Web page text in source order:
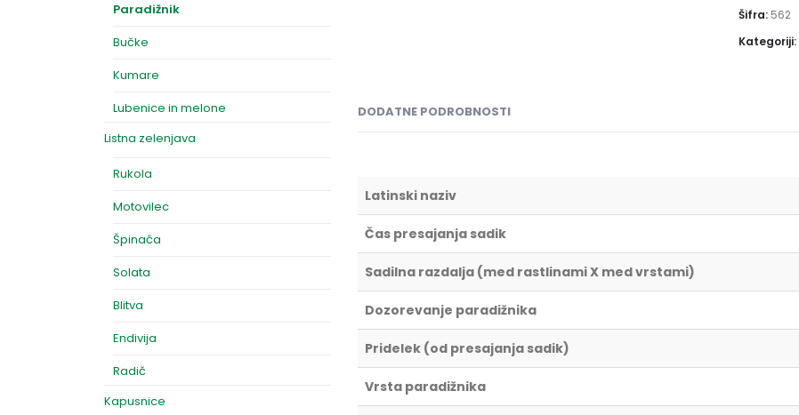
Šifra: 562
Kategoriji:
DODATNE PODROBNOSTI
Latinski naziv
Čas presajanja sadik
Sadilna razdalja (med rastlinami X med vrstami)
Dozorevanje paradižnika
Pridelek (od presajanja sadik)
Vrsta paradižnika
Paradižnik
Bučke
Kumare
Lubenice in melone
Listna zelenjava
Rukola
Motovilec
Špinača
Solata
Blitva
Endivija
Radič
Kapusnice